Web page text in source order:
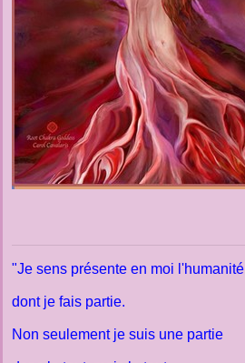
"Je sens présente en moi l'humanité
dont je fais partie.
Non seulement je suis une partie